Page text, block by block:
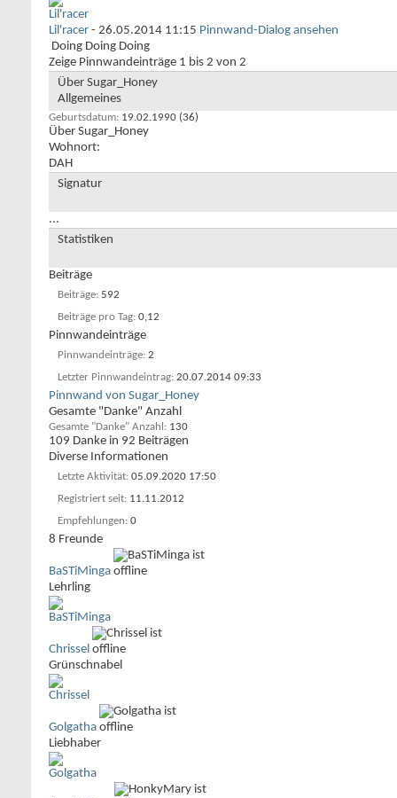
Lil'racer - 26.05.2014 11:15 Pinnwand-Dialog ansehen
Doing Doing Doing
Zeige Pinnwandeinträge 1 bis 2 von 2
Über Sugar_Honey
Allgemeines
Geburtsdatum 19.02.1990 (36)
Über Sugar_Honey
Wohnort:
DAH
Signatur
...
Statistiken
Beiträge
Beiträge 592
Beiträge pro Tag 0,12
Pinnwandeinträge
Pinnwandeinträge 2
Letzter Pinnwandeintrag 20.07.2014 09:33
Pinnwand von Sugar_Honey
Gesamte "Danke" Anzahl
Gesamte "Danke" Anzahl 130
109 Danke in 92 Beiträgen
Diverse Informationen
Letzte Aktivität 05.09.2020 17:50
Registriert seit 11.11.2012
Empfehlungen 0
8 Freunde
BaSTiMinga
Lehrling
Chrissel
Grünschnabel
Golgatha
Liebhaber